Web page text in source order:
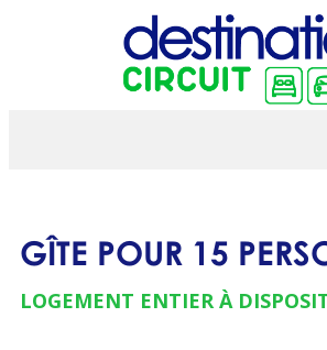
GÎTE POUR 15
LOGEMENT ENTIER À